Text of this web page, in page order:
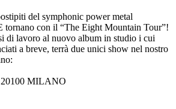
del symphonic power metal
con il “The Eight Mountain Tour”!
di lavoro al nuovo album in studio i cui
a breve, terrà due unici show nel nostro
20100 MILANO